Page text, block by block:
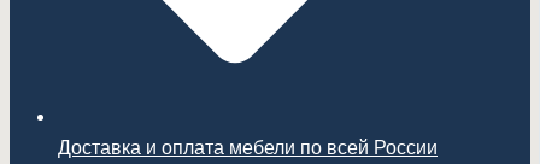
Доставка и оплата мебели по всей России